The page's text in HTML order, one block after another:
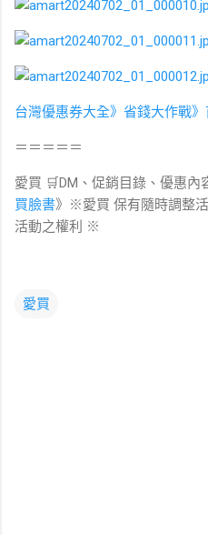
台灣優惠券大全》省錢大作戰》
＝＝＝＝＝
愛買 🛒DM、促銷目錄、優惠內
買臉書》※愛買 保有隨時調整
活動之權利 ※
愛買